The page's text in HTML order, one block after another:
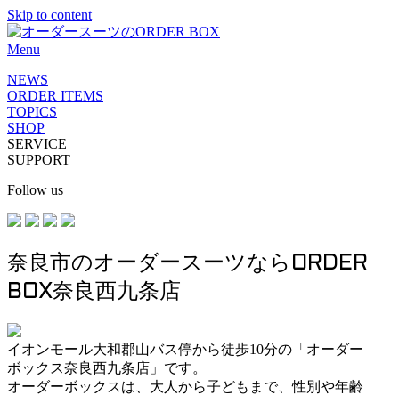
Skip to content
Menu
NEWS
ORDER ITEMS
TOPICS
SHOP
SERVICE
SUPPORT
Follow us
奈良市のオーダースーツならORDER
BOX奈良西九条店
イオンモール大和郡山バス停から徒歩10分の「オーダー
ボックス奈良西九条店」です。
オーダーボックスは、大人から子どもまで、性別や年齢